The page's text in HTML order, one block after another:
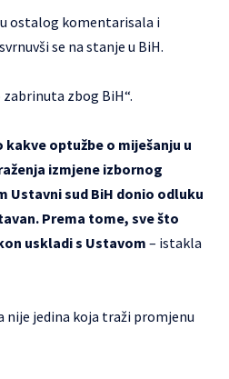
ostalog komentarisala i
se na stanje u BiH.
zbog BiH“.
optužbe o miješanju u
izmjene izbornog
Ustavni sud BiH donio odluku
Prema tome, sve što
uskladi s Ustavom – istakla
nije jedina koja traži promjenu